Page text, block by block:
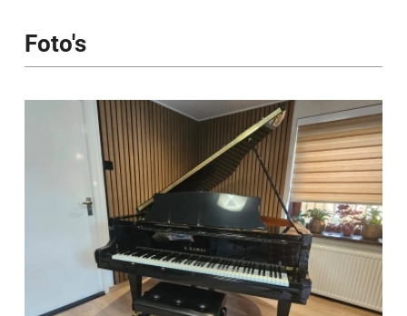
Mijn doel is om leerlingen te inspireren, hun
blijvende liefde voor muziek mee te geven.
Foto's